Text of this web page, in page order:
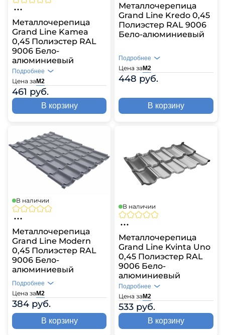
Металлочерепица
Grand Line Kamea
0,45 Полиэстер RAL
9006 Бело-
алюминиевый
Цена заМ2
461 руб.
Подробнее
В корзину
Металлочерепица
Grand Line Kredo 0,45
Полиэстер RAL 9006
Бело-алюминиевый
Цена заМ2
448 руб.
Подробнее
В корзину
В наличии
Металлочерепица
Grand Line Modern
0,45 Полиэстер RAL
9006 Бело-
алюминиевый
Цена заМ2
384 руб.
Подробнее
В корзину
В наличии
Металлочерепица
Grand Line Kvinta Uno
0,45 Полиэстер RAL
9006 Бело-
алюминиевый
Цена заМ2
533 руб.
Подробнее
В корзину